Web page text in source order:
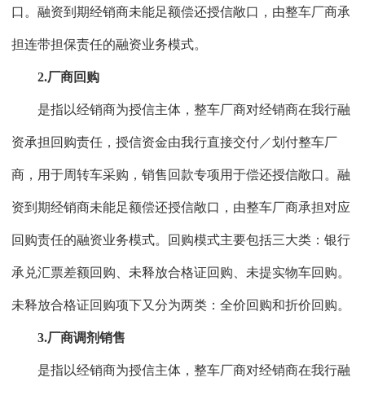
口。融资到期经销商未能足额偿还授信敞口，由整车厂商承
担连带担保责任的融资业务模式。
2.厂商回购
是指以经销商为授信主体，整车厂商对经销商在我行融
资承担回购责任，授信资金由我行直接交付／划付整车厂
商，用于周转车采购，销售回款专项用于偿还授信敞口。融
资到期经销商未能足额偿还授信敞口，由整车厂商承担对应
回购责任的融资业务模式。回购模式主要包括三大类：银行
承兑汇票差额回购、未释放合格证回购、未提实物车回购。
未释放合格证回购项下又分为两类：全价回购和折价回购。
3.厂商调剂销售
是指以经销商为授信主体，整车厂商对经销商在我行融